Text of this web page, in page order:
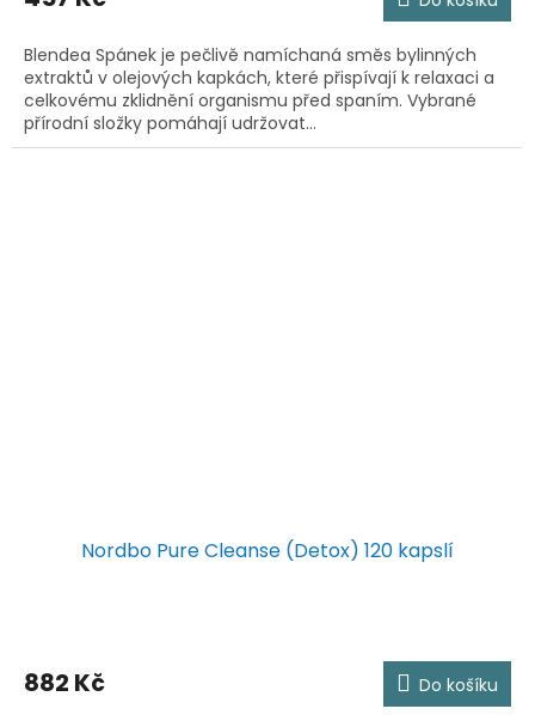
Blendea Spánek je pečlivě namíchaná směs bylinných
extraktů v olejových kapkách, které přispívají k relaxaci a
celkovému zklidnění organismu před spaním. Vybrané
přírodní složky pomáhají udržovat...
Nordbo Pure Cleanse (Detox) 120 kapslí
882 Kč Do košíku